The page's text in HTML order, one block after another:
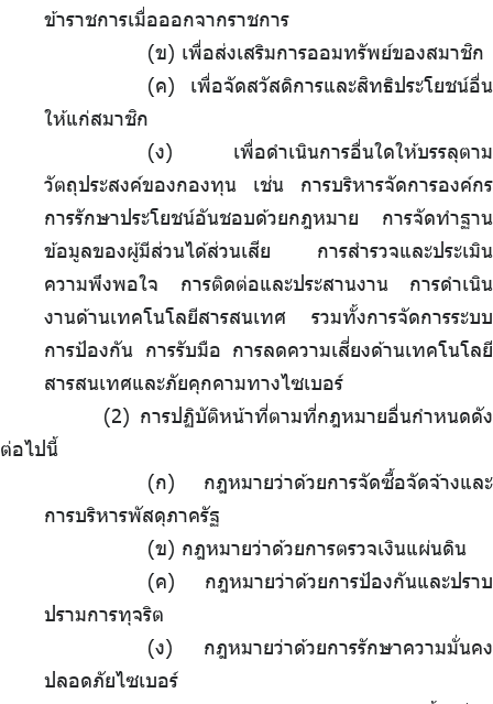
ข้าราชการเมื่อออกจากราชการ
(ข) เพื่อส่งเสริมการออมทรัพย์ของสมาชิก
(ค) เพื่อจัดสวัสดิการและสิทธิประโยชน์อื่น
ให้แก่สมาชิก
(ง) เพื่อดำเนินการอื่นใดให้บรรลุตาม
วัตถุประสงค์ของกองทุน เช่น การบริหารจัดการองค์กร
การรักษาประโยชน์อันชอบด้วยกฎหมาย การจัดทำฐาน
ข้อมูลของผู้มีส่วนได้ส่วนเสีย การสำรวจและประเมิน
ความพึงพอใจ การติดต่อและประสานงาน การดำเนิน
งานด้านเทคโนโลยีสารสนเทศ รวมทั้งการจัดการระบบ
การป้องกัน การรับมือ การลดความเสี่ยงด้านเทคโนโลยี
สารสนเทศและภัยคุกคามทางไซเบอร์
การปฏิบัติหน้าที่ตามที่กฎหมายอื่นกำหนดดัง
ต่อไปนี้
(ก) กฎหมายว่าด้วยการจัดซื้อจัดจ้างและ
การบริหารพัสดุภาครัฐ
(ข) กฎหมายว่าด้วยการตรวจเงินแผ่นดิน
(ค) กฎหมายว่าด้วยการป้องกันและปราบ
ปรามการทุจริต
(ง) กฎหมายว่าด้วยการรักษาความมั่นคง
ปลอดภัยไซเบอร์